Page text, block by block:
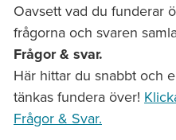
Oavsett vad du funderar
frågorna och svaren
Frågor & svar.
Här hittar du snabbt och
tänkas fundera över!
Frågor & Svar.